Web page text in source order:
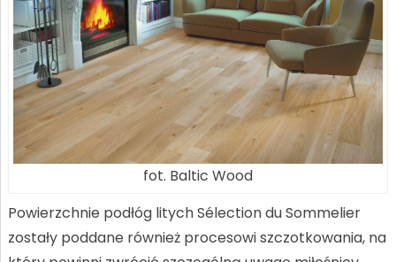
fot. Baltic Wood
Powierzchnie podłóg litych Sélection du Sommelier
zostały poddane również procesowi szczotkowania, na